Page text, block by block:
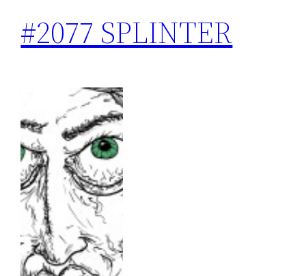
#2077 SPLINTER